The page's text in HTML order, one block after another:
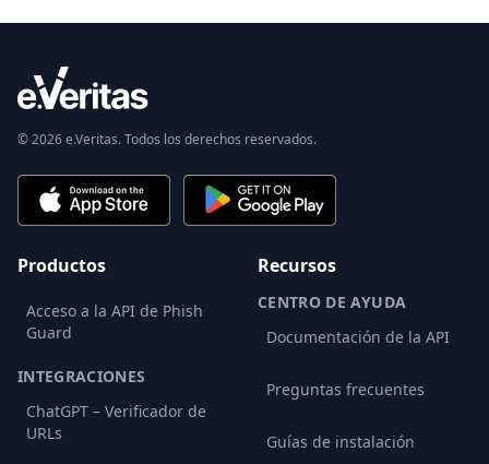
© 2026 e.Veritas. Todos los derechos reservados.
Productos
Acceso a la API de Phish
Guard
INTEGRACIONES
ChatGPT – Verificador de
URLs
Recursos
CENTRO DE AYUDA
Documentación de la API
Preguntas frecuentes
Guías de instalación